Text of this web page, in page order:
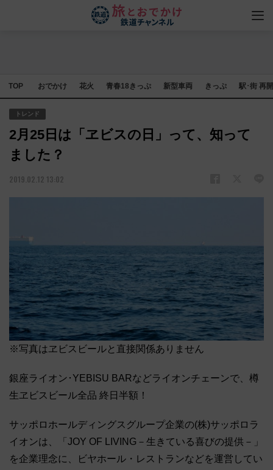
TOP おでかけ 花火 青春18きっぷ 新型車両 きっぷ 駅･街 再
トレンド
2月25日は「ヱビスの日」って、知って
ました？
2019.02.12 13:02
※写真はヱビスビールと直接関係ありません
銀座ライオン･YEBISU BARなどライオンチェーンで、樽
生ヱビスビール全品 終日半額！
サッポロホールディングスグループ企業の(株)サッポロラ
イオンは、「JOY OF LIVING－生きている喜びの提供－」
を企業理念に、ビヤホール・レストランなどを運営してい